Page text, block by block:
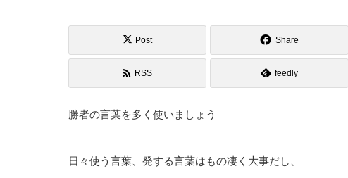
Post Share
RSS feedly
勝者の言葉を多く使いましょう
日々使う言葉、発する言葉はもの凄く大事だし、